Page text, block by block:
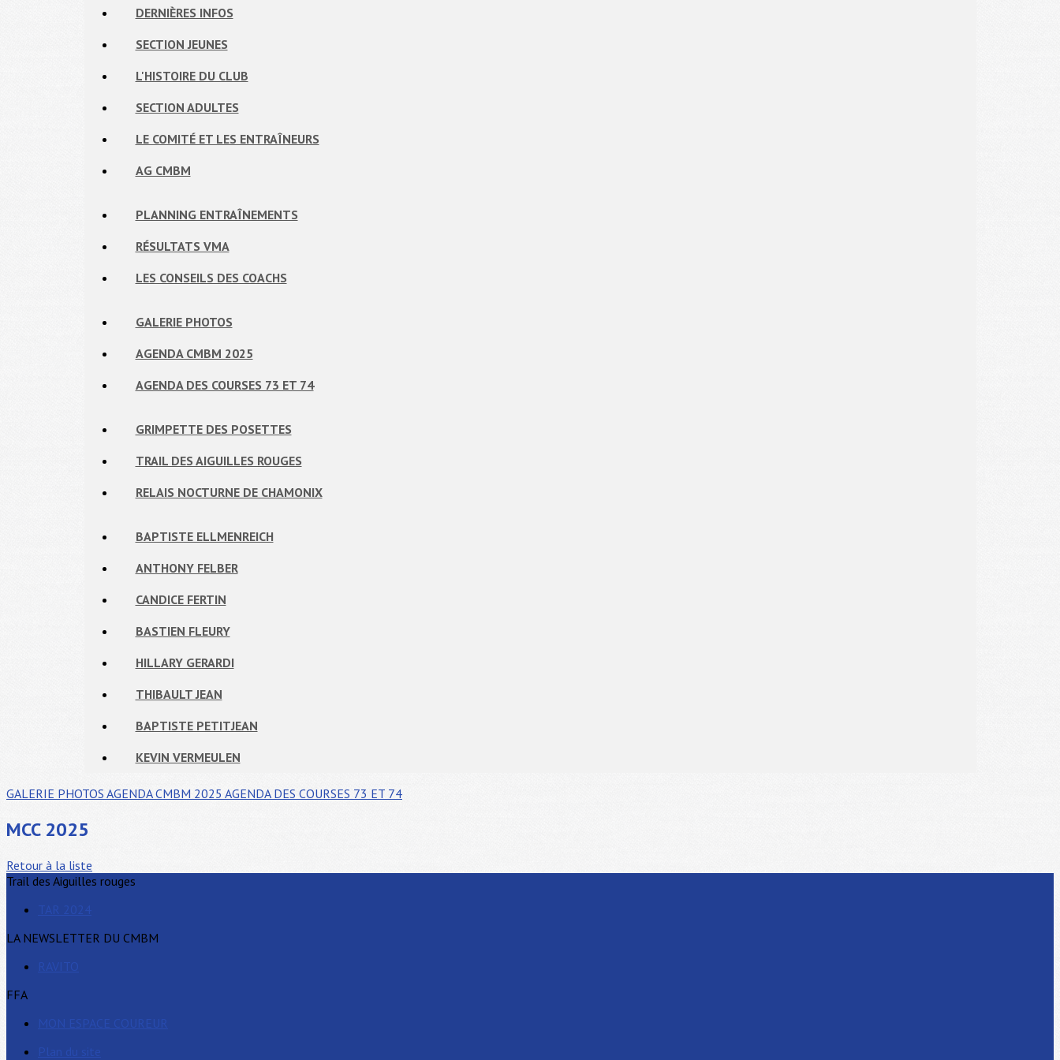
DERNIÈRES INFOS
SECTION JEUNES
L'HISTOIRE DU CLUB
SECTION ADULTES
LE COMITÉ ET LES ENTRAÎNEURS
AG CMBM
PLANNING ENTRAÎNEMENTS
RÉSULTATS VMA
LES CONSEILS DES COACHS
GALERIE PHOTOS
AGENDA CMBM 2025
AGENDA DES COURSES 73 ET 74
GRIMPETTE DES POSETTES
TRAIL DES AIGUILLES ROUGES
RELAIS NOCTURNE DE CHAMONIX
BAPTISTE ELLMENREICH
ANTHONY FELBER
CANDICE FERTIN
BASTIEN FLEURY
HILLARY GERARDI
THIBAULT JEAN
BAPTISTE PETITJEAN
KEVIN VERMEULEN
GALERIE PHOTOS AGENDA CMBM 2025 AGENDA DES COURSES 73 ET 74
MCC 2025
Retour à la liste
Trail des Aiguilles rouges
TAR 2024
LA NEWSLETTER DU CMBM
RAVITO
FFA
MON ESPACE COUREUR
Plan du site